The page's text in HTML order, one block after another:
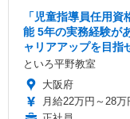
「児童指導員任用
能 5年の実務経験が
ャリアアップを目指
といろ平野教室
大阪府
月給22万円～28万